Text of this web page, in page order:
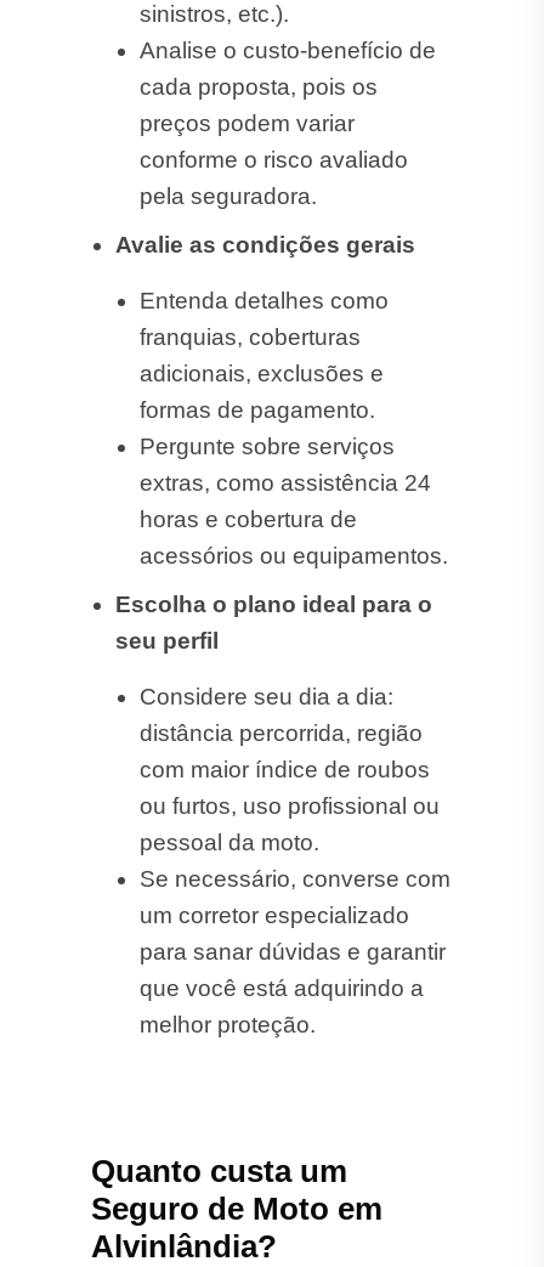
sinistros, etc.).
Analise o custo-benefício de
cada proposta, pois os
preços podem variar
conforme o risco avaliado
pela seguradora.
Avalie as condições gerais
Entenda detalhes como
franquias, coberturas
adicionais, exclusões e
formas de pagamento.
Pergunte sobre serviços
extras, como assistência 24
horas e cobertura de
acessórios ou equipamentos.
Escolha o plano ideal para o
seu perfil
Considere seu dia a dia:
distância percorrida, região
com maior índice de roubos
ou furtos, uso profissional ou
pessoal da moto.
Se necessário, converse com
um corretor especializado
para sanar dúvidas e garantir
que você está adquirindo a
melhor proteção.
Quanto custa um
Seguro de Moto em
Alvinlândia?